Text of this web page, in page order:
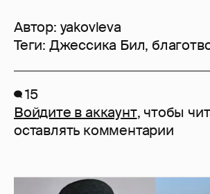
Автор: yakovleva
Теги: Джессика Бил,
15
Войдите в аккаунт, чтобы
оставлять комментарии